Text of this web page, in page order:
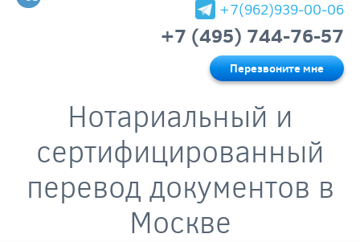
+7(962)939-00-06
+7 (495) 744-76-57
Перезвоните мне
Нотариальный и
сертифицированный
перевод документов в
Москве